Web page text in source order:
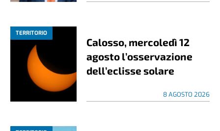
TERRITORIO
Calosso, mercoledì 12
agosto l’osservazione
dell’eclisse solare
8 AGOSTO 2026